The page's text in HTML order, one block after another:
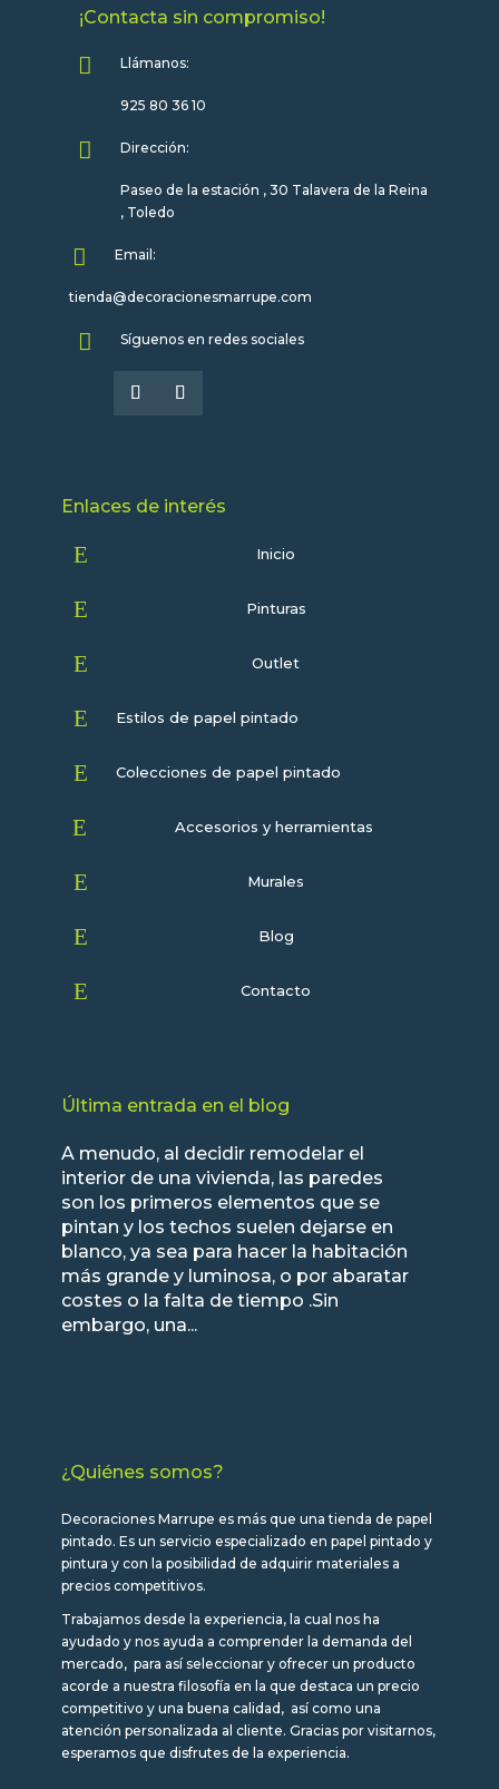
¡Contacta sin compromiso!
 Llámanos:
925 80 36 10
 Dirección:
Paseo de la estación , 30 Talavera de la Reina
, Toledo
 Email:
tienda@decoracionesmarrupe.com
 Síguenos en redes sociales
Enlaces de interés
E Inicio
E Pinturas
E Outlet
E Estilos de papel pintado
E Colecciones de papel pintado
E Accesorios y herramientas
E Murales
E Blog
E Contacto
Última entrada en el blog
A menudo, al decidir remodelar el
interior de una vivienda, las paredes
son los primeros elementos que se
pintan y los techos suelen dejarse en
blanco, ya sea para hacer la habitación
más grande y luminosa, o por abaratar
costes o la falta de tiempo .Sin
embargo, una...
¿Quiénes somos?
Decoraciones Marrupe es más que una tienda de papel
pintado. Es un servicio especializado en papel pintado y
pintura y con la posibilidad de adquirir materiales a
precios competitivos.
Trabajamos desde la experiencia, la cual nos ha
ayudado y nos ayuda a comprender la demanda del
mercado, para así seleccionar y ofrecer un producto
acorde a nuestra filosofía en la que destaca un precio
competitivo y una buena calidad, así como una
atención personalizada al cliente. Gracias por visitarnos,
esperamos que disfrutes de la experiencia.